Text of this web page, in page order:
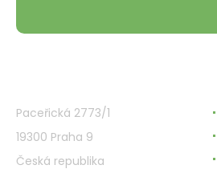
Paceřická 2773/1
19300 Praha 9
Česká republika